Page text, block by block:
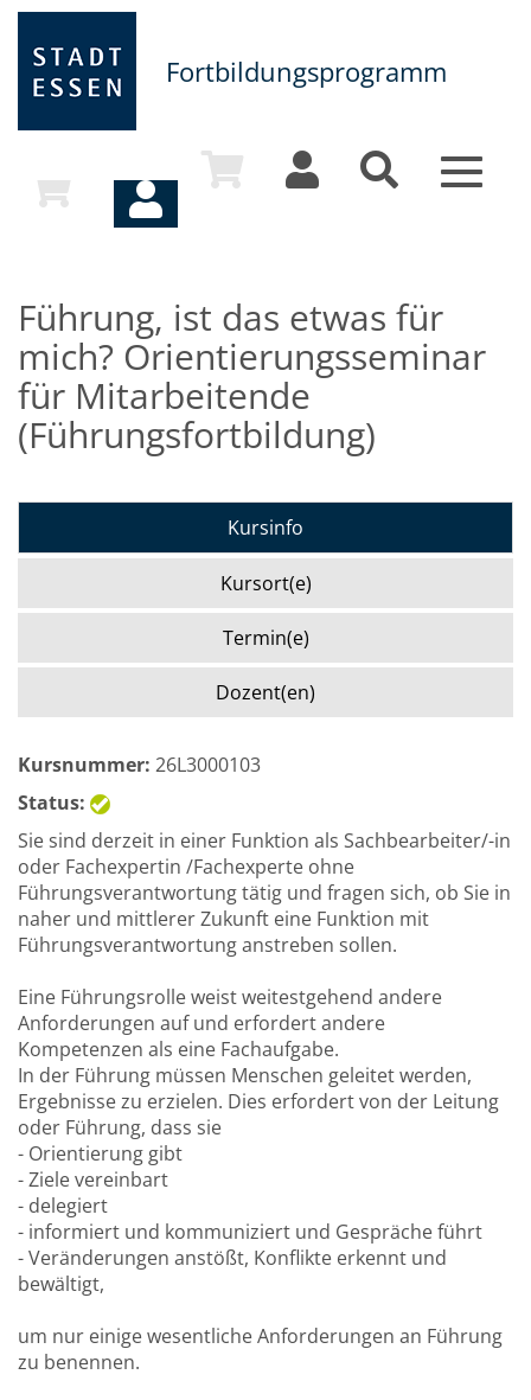
Fortbildungsprogramm
Toggle
Führung, ist das etwas für
mich? Orientierungsseminar
für Mitarbeitende
(Führungsfortbildung)
Kursinfo
Kursort(e)
Termin(e)
Dozent(en)
Kursnummer: 26L3000103
Status:
Sie sind derzeit in einer Funktion als Sachbearbeiter/-in
oder Fachexpertin /Fachexperte ohne
Führungsverantwortung tätig und fragen sich, ob Sie in
naher und mittlerer Zukunft eine Funktion mit
Führungsverantwortung anstreben sollen.
Eine Führungsrolle weist weitestgehend andere
Anforderungen auf und erfordert andere
Kompetenzen als eine Fachaufgabe.
In der Führung müssen Menschen geleitet werden,
Ergebnisse zu erzielen. Dies erfordert von der Leitung
oder Führung, dass sie
- Orientierung gibt
- Ziele vereinbart
- delegiert
- informiert und kommuniziert und Gespräche führt
- Veränderungen anstößt, Konflikte erkennt und
bewältigt,
um nur einige wesentliche Anforderungen an Führung
zu benennen.